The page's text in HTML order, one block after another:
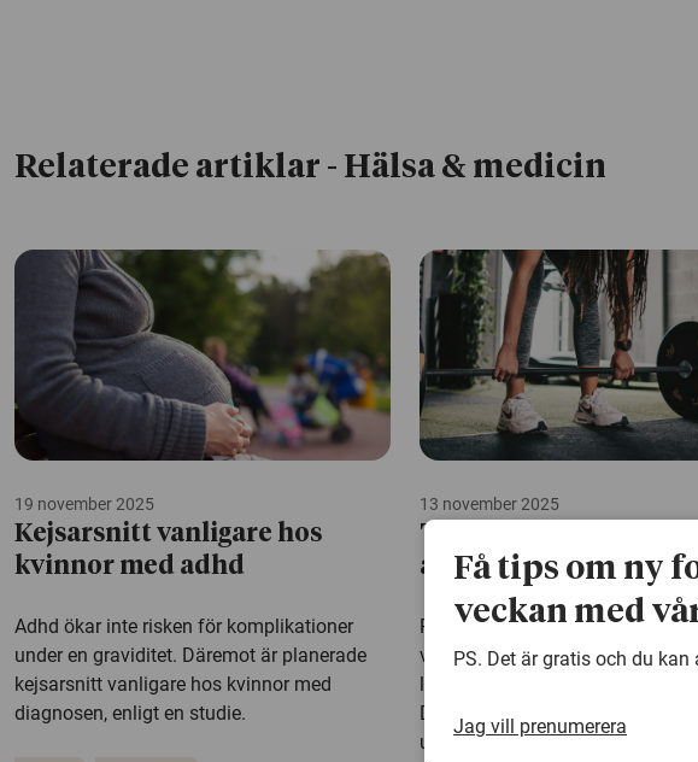
Relaterade artiklar - Hälsa & medicin
19 november 2025
Kejsarsnitt vanligare hos
kvinnor med adhd
Adhd ökar inte risken för komplikationer
under en graviditet. Däremot är planerade
kejsarsnitt vanligare hos kvinnor med
diagnosen, enligt en studie.
13 november 2025
Träning minskar
adhd hos vuxna
Regelbunden träning ger tydliga
vuxna med adhd – de upplever
Det visar en ny studie från Örebro
universitet.
Få tips om ny
veckan med
PS. Det är gratis och du
Jag vill prenumerera